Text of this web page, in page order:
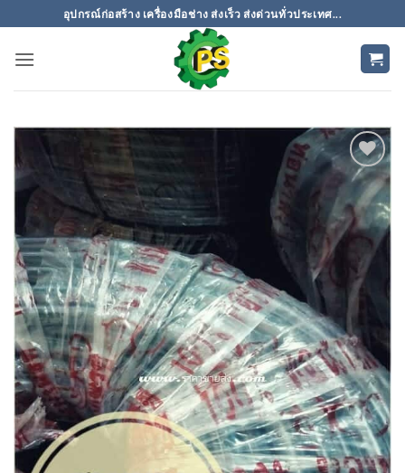
ไป
อุปกรณ์ก่อสร้าง เครื่องมือช่าง ส่งเร็ว ส่งด่วนทั่วประเทศ...
เพิ่มเข้า
ใน
รายการ
ที่
ติดตาม